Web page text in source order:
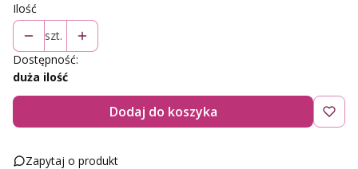
Ilość
szt.
Dostępność:
duża ilość
Dodaj do koszyka
Zapytaj o produkt